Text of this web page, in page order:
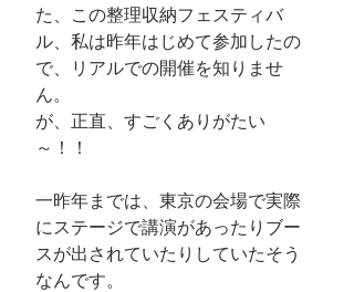
た、この整理収納フェスティバ
ル、私は昨年はじめて参加したの
で、リアルでの開催を知りませ
ん。
が、正直、すごくありがたい
～！！
一昨年までは、東京の会場で実際
にステージで講演があったりブー
スが出されていたりしていたそう
なんです。